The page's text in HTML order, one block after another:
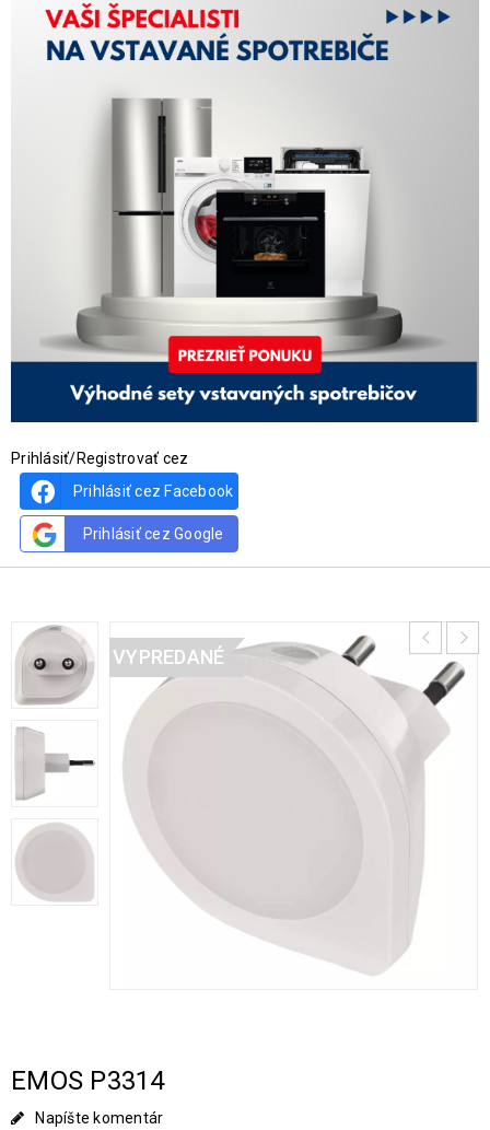
Prihlásiť/Registrovať cez
Prihlásiť cez Facebook
Prihlásiť cez Google
VYPREDANÉ
EMOS P3314
Napíšte komentár